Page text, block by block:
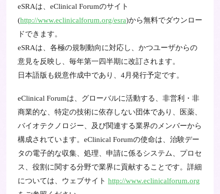
eSRAは、eClinical Forumのサイト
(http://www.eclinicalforum.org/esra)から無料でダウンロー
ドできます。
eSRAは、各極の規制動向に対応し、かつユーザからの
意見を反映し、毎年第一四半期に改訂されます。
日本語版も鋭意作成中であり、4月発行予定です。
eClinical Forumは、グローバルに活動する、非営利・非
商業的な、特定の技術に依存しない団体であり、医薬、
バイオテクノロジー、及び関連する業界のメンバーから
構成されています。eClinical Forumの使命は、治験デー
タの電子的な収集、処理、申請に係るシステム、プロセ
ス、役割に関する分野で業界に貢献することです。詳細
については、ウェブサイト http://www.eclinicalforum.org